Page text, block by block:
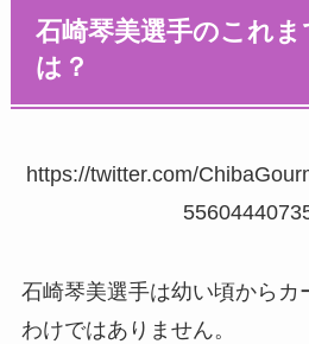
石崎琴美選手のこれ
は？
https://twitter.com/
石崎琴美選手は幼い頃からカ
わけではありません。